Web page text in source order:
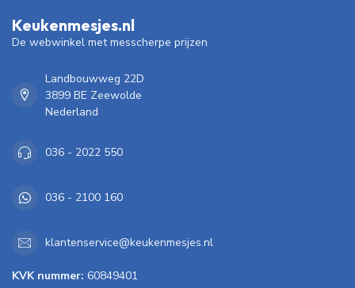
Keukenmesjes.nl
De webwinkel met messcherpe prijzen
Landbouwweg 22D
3899 BE Zeewolde
Nederland
036 - 2022 550
036 - 2100 160
klantenservice@keukenmesjes.nl
KVK nummer: 60849401